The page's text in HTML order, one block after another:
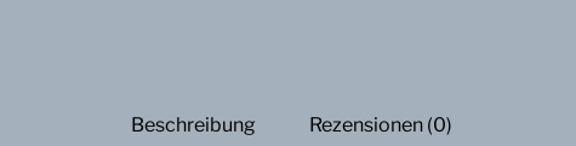
Beschreibung Rezensionen (0)